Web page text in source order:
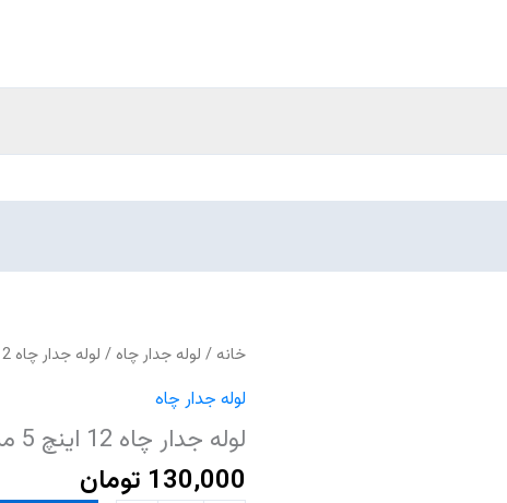
خانه / لوله جدار چاه / لوله جدار چاه 12 اینچ 5 میلیمتر صفا
لوله جدار چاه
لوله جدار چاه 12 اینچ 5 میلیمتر صفا
130,000 تومان